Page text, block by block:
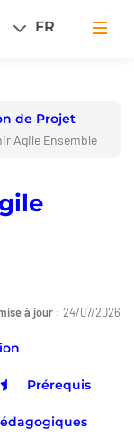
FR
de Projet
Agile Ensemble
à jour : 24/07/2026
Prérequis